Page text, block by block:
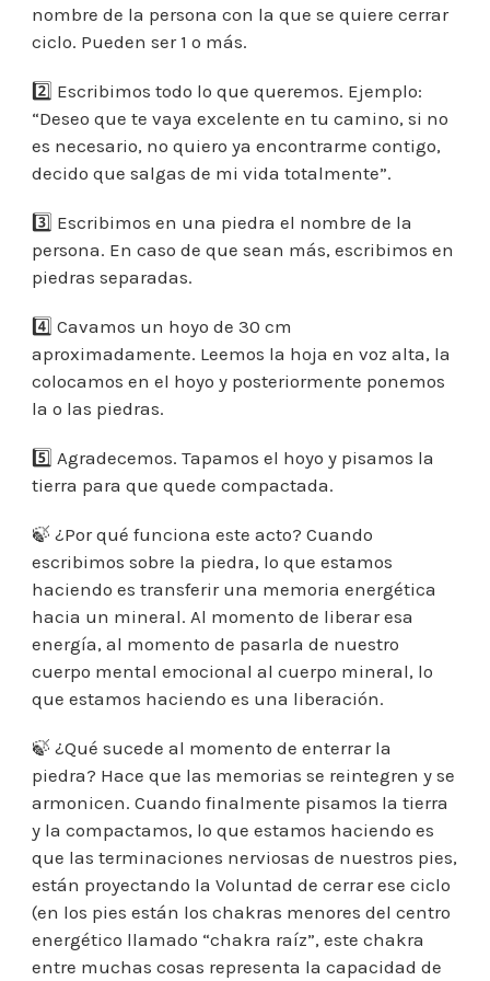
nombre de la persona con la que se quiere cerrar
ciclo. Pueden ser 1 o más.
2️⃣ Escribimos todo lo que queremos. Ejemplo:
“Deseo que te vaya excelente en tu camino, si no
es necesario, no quiero ya encontrarme contigo,
decido que salgas de mi vida totalmente”.
3️⃣ Escribimos en una piedra el nombre de la
persona. En caso de que sean más, escribimos en
piedras separadas.
4️⃣ Cavamos un hoyo de 30 cm
aproximadamente. Leemos la hoja en voz alta, la
colocamos en el hoyo y posteriormente ponemos
la o las piedras.
5️⃣ Agradecemos. Tapamos el hoyo y pisamos la
tierra para que quede compactada.
🍃 ¿Por qué funciona este acto? Cuando
escribimos sobre la piedra, lo que estamos
haciendo es transferir una memoria energética
hacia un mineral. Al momento de liberar esa
energía, al momento de pasarla de nuestro
cuerpo mental emocional al cuerpo mineral, lo
que estamos haciendo es una liberación.
🍃 ¿Qué sucede al momento de enterrar la
piedra? Hace que las memorias se reintegren y se
armonicen. Cuando finalmente pisamos la tierra
y la compactamos, lo que estamos haciendo es
que las terminaciones nerviosas de nuestros pies,
están proyectando la Voluntad de cerrar ese ciclo
(en los pies están los chakras menores del centro
energético llamado “chakra raíz”, este chakra
entre muchas cosas representa la capacidad de